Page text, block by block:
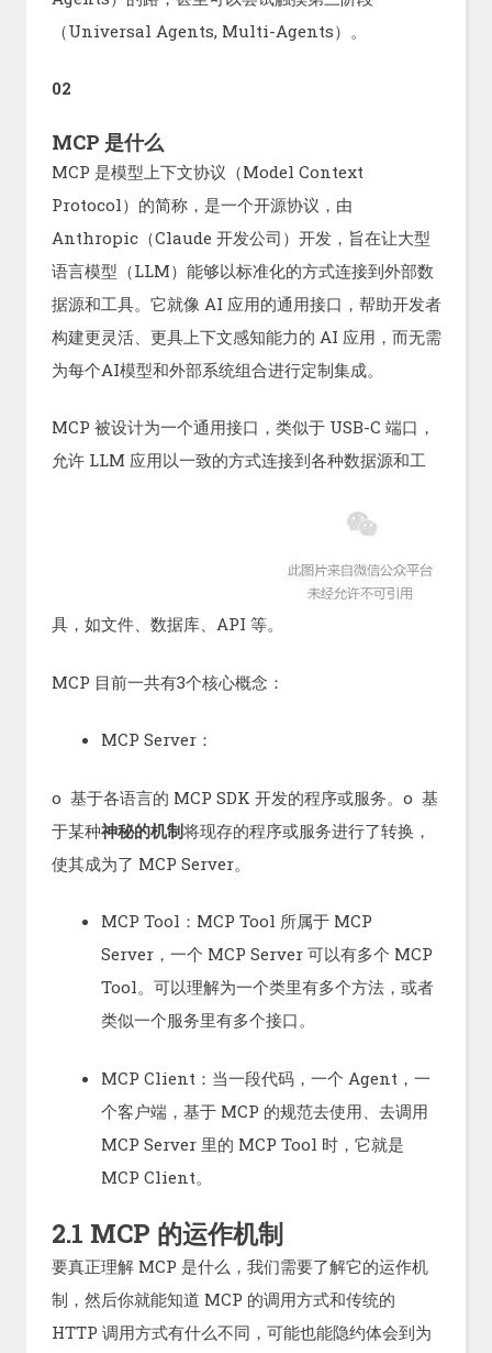
（Universal Agents, Multi-Agents）。
02
MCP 是什么
MCP 是模型上下文协议（Model Context
Protocol）的简称，是一个开源协议，由
Anthropic（Claude 开发公司）开发，旨在让大型
语言模型（LLM）能够以标准化的方式连接到外部数
据源和工具。它就像 AI 应用的通用接口，帮助开发者
构建更灵活、更具上下文感知能力的 AI 应用，而无需
为每个AI模型和外部系统组合进行定制集成。
MCP 被设计为一个通用接口，类似于 USB-C 端口，
允许 LLM 应用以一致的方式连接到各种数据源和工
具，如文件、数据库、API 等。
MCP 目前一共有3个核心概念：
MCP Server：
o 基于各语言的 MCP SDK 开发的程序或服务。o 基
于某种神秘的机制将现存的程序或服务进行了转换，
使其成为了 MCP Server。
MCP Tool：MCP Tool 所属于 MCP
Server，一个 MCP Server 可以有多个 MCP
Tool。可以理解为一个类里有多个方法，或者
类似一个服务里有多个接口。
MCP Client：当一段代码，一个 Agent，一
个客户端，基于 MCP 的规范去使用、去调用
MCP Server 里的 MCP Tool 时，它就是
MCP Client。
2.1 MCP 的运作机制
要真正理解 MCP 是什么，我们需要了解它的运作机
制，然后你就能知道 MCP 的调用方式和传统的
HTTP 调用方式有什么不同，可能也能隐约体会到为